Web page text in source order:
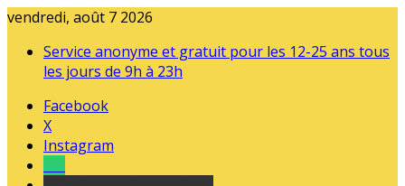
vendredi, août 7 2026
Service anonyme et gratuit pour les 12-25 ans tous
les jours de 9h à 23h
Facebook
X
Instagram